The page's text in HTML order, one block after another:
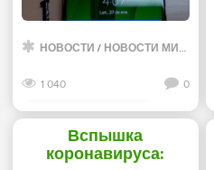
НОВОСТИ / НОВОСТИ МИРА ИНТЕРНЕТ
1 040 0
Смотреть дальше
Вспышка
коронавируса: